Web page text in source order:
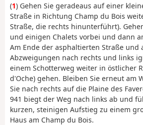
(1) Gehen Sie geradeaus auf einer
Straße in Richtung Champ du Bois
Straße, die rechts hinunterführt).
und einigen Chalets vorbei und dann
Am Ende der asphaltierten Straße und
Abzweigungen nach rechts und links
einem Schotterweg weiter in östlicher
d'Oche) gehen. Bleiben Sie erneut am
Sie nach rechts auf die Plaine des
941 biegt der Weg nach links ab und
kurzen, steinigen Aufstieg zu einem
Haus am Champ du Bois.